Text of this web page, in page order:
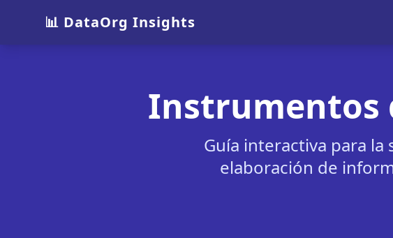
📊 DataOrg Insights
Instrumentos
Guía interactiva para
elaboración de